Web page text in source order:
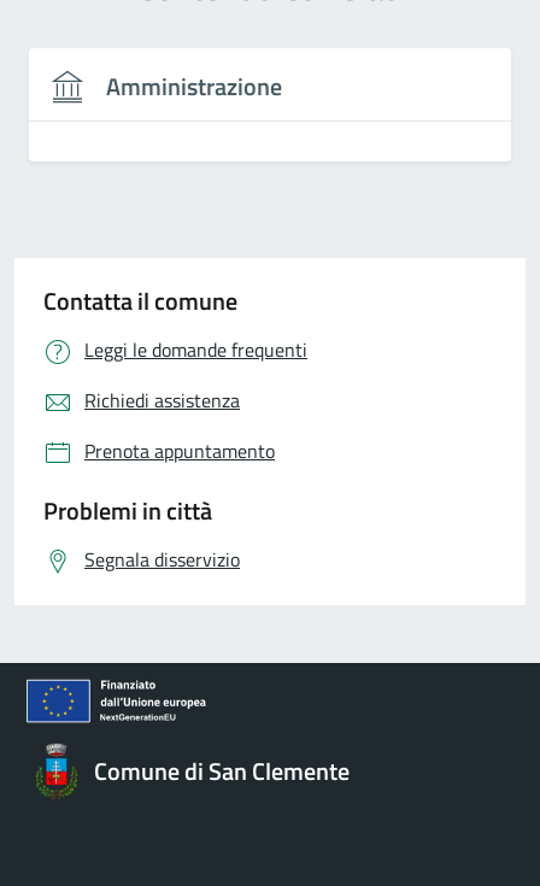
Amministrazione
Contatta il comune
Leggi le domande frequenti
Richiedi assistenza
Prenota appuntamento
Problemi in città
Segnala disservizio
Comune di San Clemente